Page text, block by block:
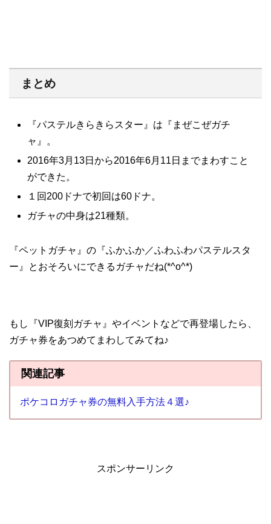
まとめ
『パステルきらきらスター』は『まぜこぜガチ
ャ』。
2016年3月13日から2016年6月11日までまわすこと
ができた。
１回200ドナで初回は60ドナ。
ガチャの中身は21種類。
『ペットガチャ』の『ふかふか／ふわふわパステルスタ
ー』とおそろいにできるガチャだね(*^o^*)
もし『VIP復刻ガチャ』やイベントなどで再登場したら、
ガチャ券をあつめてまわしてみてね♪
関連記事
ポケコロガチャ券の無料入手方法４選♪
スポンサーリンク